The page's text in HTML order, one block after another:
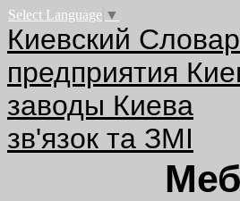
Select Language ▼
Киевский
предприятия
заводы Киева
зв'язок та ЗМІ